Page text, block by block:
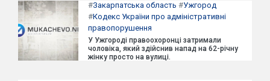
#Закарпатська область #Ужгород
#Кодекс України про адміністративні
правопорушення
У Ужгороді правоохоронці затримали
чоловіка, який здійснив напад на 62-річну
жінку просто на вулиці.